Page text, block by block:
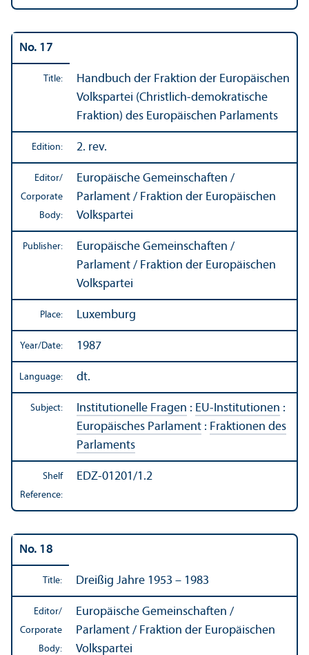
No. 17
Title:
Handbuch der Fraktion der Europäischen
Volkspartei (Christlich-demokratische
Fraktion) des Europäischen Parlaments
Edition: 2. rev.
Editor/
Corporate
Body:
Europäische Gemeinschaften /
Parlament / Fraktion der Europäischen
Volkspartei
Publisher:
Europäische Gemeinschaften /
Parlament / Fraktion der Europäischen
Volkspartei
Place: Luxemburg
Year/Date: 1987
Language: dt.
Subject: Institutionelle Fragen : EU-Institutionen :
Europäisches Parlament : Fraktionen des
Parlaments
Shelf
Reference:
EDZ-01201/1.2
No. 18
Title: Dreißig Jahre 1953 – 1983
Editor/
Corporate
Body:
Europäische Gemeinschaften /
Parlament / Fraktion der Europäischen
Volkspartei